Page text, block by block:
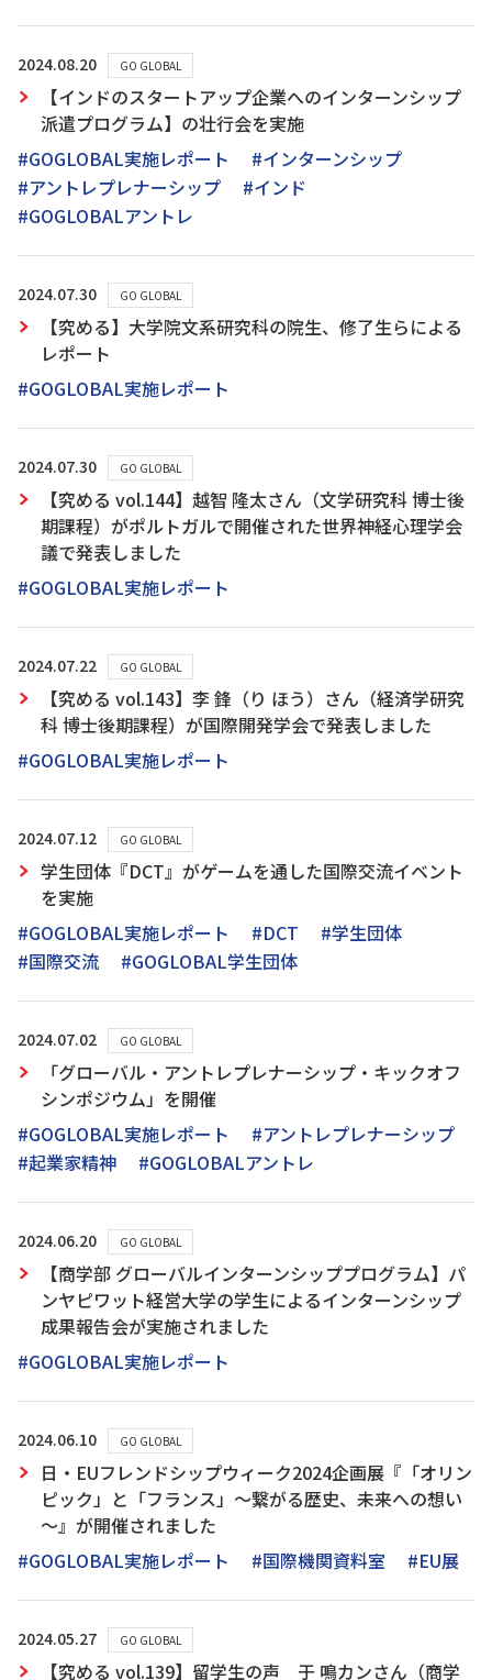
2024.08.20 GO GLOBAL
【インドのスタートアップ企業へのインターンシップ
派遣プログラム】の壮行会を実施
#GOGLOBAL実施レポート
#インターンシップ
#アントレプレナーシップ
#インド
#GOGLOBALアントレ
2024.07.30 GO GLOBAL
【究める】大学院文系研究科の院生、修了生らによる
レポート
#GOGLOBAL実施レポート
2024.07.30 GO GLOBAL
【究める vol.144】越智 隆太さん（文学研究科 博士後
期課程）がポルトガルで開催された世界神経心理学会
議で発表しました
#GOGLOBAL実施レポート
2024.07.22 GO GLOBAL
【究める vol.143】李 鋒（り ほう）さん（経済学研究
科 博士後期課程）が国際開発学会で発表しました
#GOGLOBAL実施レポート
2024.07.12 GO GLOBAL
学生団体『DCT』がゲームを通した国際交流イベント
を実施
#GOGLOBAL実施レポート
#DCT
#学生団体
#国際交流
#GOGLOBAL学生団体
2024.07.02 GO GLOBAL
「グローバル・アントレプレナーシップ・キックオフ
シンポジウム」を開催
#GOGLOBAL実施レポート
#アントレプレナーシップ
#起業家精神
#GOGLOBALアントレ
2024.06.20 GO GLOBAL
【商学部 グローバルインターンシッププログラム】パ
ンヤピワット経営大学の学生によるインターンシップ
成果報告会が実施されました
#GOGLOBAL実施レポート
2024.06.10 GO GLOBAL
日・EUフレンドシップウィーク2024企画展『「オリン
ピック」と「フランス」～繋がる歴史、未来への想い
～』が開催されました
#GOGLOBAL実施レポート
#国際機関資料室 #EU展
2024.05.27 GO GLOBAL
【究める vol.139】留学生の声 于 鳴カンさん（商学